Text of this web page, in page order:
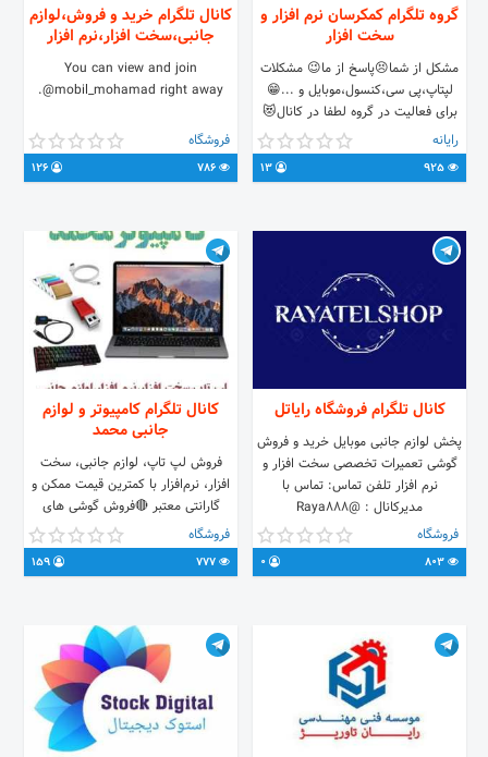
گروه تلگرام کمکرسان نرم افزار و
سخت افزار
مشکل از شما😣پاسخ از ما😉 مشکلات
لپتاپ،پی سی،کنسول،موبایل و ...😁
برای فعالیت در گروه لطفا در کانال😻
@C_Team 😻عضو شوید ارتباط با
ادمین👷: @im_just_here0 🎮🎤🎧🔌
📲📞📺📡📷 لینک گروه😘:
رایانه
کانال تلگرام خرید و فروش،لوازم
جانبی،سخت افزار،نرم افزار
You can view and join
@mobil_mohamad right away.
فروشگاه
کانال تلگرام فروشگاه رایاتل
پخش لوازم جانبی موبایل خرید و فروش
گوشی تعمیرات تخصصی سخت افزار و
نرم افزار تلفن تماس: تماس با
مدیرکانال : @Raya888
09034283652
فروشگاه
کانال تلگرام کامپیوتر و لوازم
جانبی محمد
فروش لپ تاپ، لوازم جانبی، سخت
افزار، نرم‌افزار با کمترین قیمت ممکن و
گارانتی معتبر 🔴فروش گوشی های
هوشمند زیر قیمت با گارانتی 18 ماهه🔴
آدرس: کرج، 45 متری گلشهر، خیابان
ارغوان شرقی، خیابان 12 متری لاله،
فروشگاه